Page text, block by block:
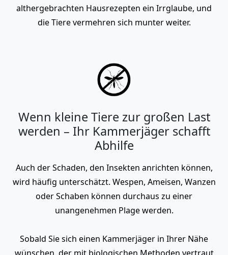
althergebrachten Hausrezepten ein Irrglaube, und
die Tiere vermehren sich munter weiter.
Wenn kleine Tiere zur großen Last
werden – Ihr Kammerjäger schafft
Abhilfe
Auch der Schaden, den Insekten anrichten können,
wird häufig unterschätzt. Wespen, Ameisen, Wanzen
oder Schaben können durchaus zu einer
unangenehmen Plage werden.
Sobald Sie sich einen Kammerjäger in Ihrer Nähe